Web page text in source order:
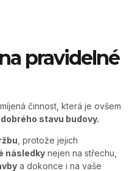
pravidelné
činnost, která je ovšem
dobrého stavu budovy.
, protože jejich
následky nejen na střechu,
a dokonce i na vaše